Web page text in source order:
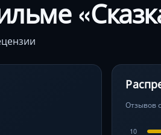
Отзывов
10